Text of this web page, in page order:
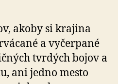
akoby si krajina
a vyčerpané
tvrdých bojov a
ani jedno mesto